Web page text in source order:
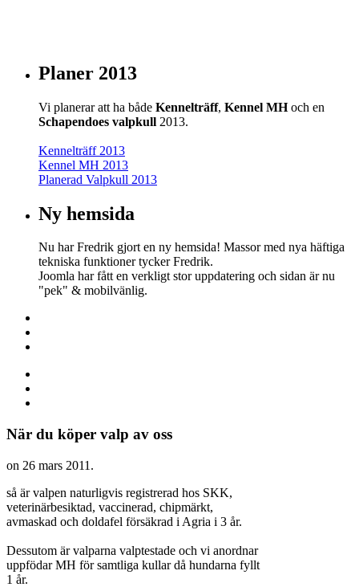
Planer 2013
Vi planerar att ha både Kennelträff, Kennel MHoch en
Schapendoes valpkull 2013.
Kennelträff 2013
Kennel MH 2013
Planerad Valpkull 2013
Ny hemsida
Nu har Fredrik gjort en ny hemsida! Massor med nya häftiga
tekniska funktioner tycker Fredrik.
Joomla har fått en verkligt stor uppdatering och sidan är nu
"pek" & mobilvänlig.
När du köper valp av oss
on 26 mars 2011 .
så är valpen naturligvis registrerad hos SKK,
veterinärbesiktad, vaccinerad, chipmärkt,
avmaskad och doldafel försäkrad i Agria i 3 år.
Dessutom är valparna valptestade och vi anordnar
uppfödar MH för samtliga kullar då hundarna fyllt
1 år.